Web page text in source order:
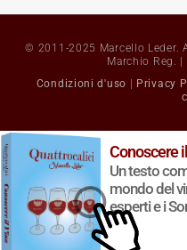
© 2011-2025 Marcello Leder.
Marchio Reg. |
Condizioni d'uso
Privacy
Conoscere
Un testo
mondo del
esperti e i